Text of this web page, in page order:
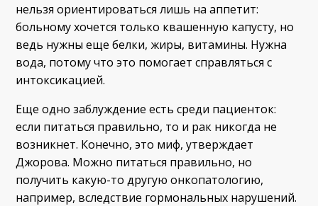
нельзя ориентироваться лишь на аппетит:
больному хочется только квашенную капусту, но
ведь нужны еще белки, жиры, витамины. Нужна
вода, потому что это помогает справляться с
интоксикацией.
Еще одно заблуждение есть среди пациенток:
если питаться правильно, то и рак никогда не
возникнет. Конечно, это миф, утверждает
Джорова. Можно питаться правильно, но
получить какую-то другую онкопатологию,
например, вследствие гормональных нарушений.